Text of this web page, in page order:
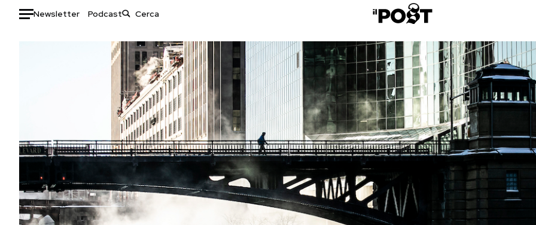
Newsletter Podcast
Auto
Tecnologia
Scienza
Cultura
Economia
Moda
Libri
Consumismi
Storie/Idee
Ok Boomer!
Media